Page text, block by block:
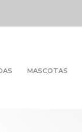
MASCOTAS